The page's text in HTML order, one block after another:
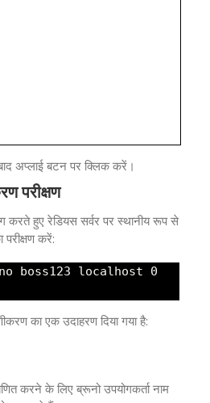
अप्लाई बटन पर क्लिक करें।
परीक्षण
करते हुए रेडियस सर्वर पर स्थानीय रूप से
परीक्षण करें:
boss123 localhost 0
का एक उदाहरण दिया गया है:
करने के लिए ब्रूनो उपयोगकर्ता नाम